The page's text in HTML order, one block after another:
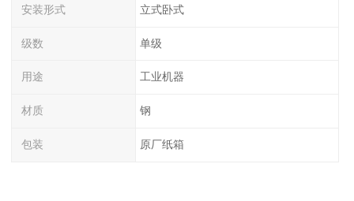
安装形式 立式卧式
级数 单级
用途 工业机器
材质 钢
包装 原厂纸箱